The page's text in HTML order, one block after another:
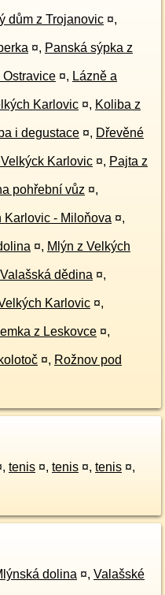
dům z Trojanovic ¤,
¤, Panská sýpka z
Ostravice ¤, Lázně a
Karlovic ¤, Koliba z
i degustace ¤, Dřevěné
Karlovic ¤, Pajta z
pohřební vůz ¤,
Karlovic - Miloňova ¤,
¤, Mlýn z Velkých
Valašská dědina ¤,
Karlovic ¤,
z Leskovce ¤,
¤, Rožnov pod
, tenis ¤, tenis ¤, tenis ¤,
dolina ¤, Valašské